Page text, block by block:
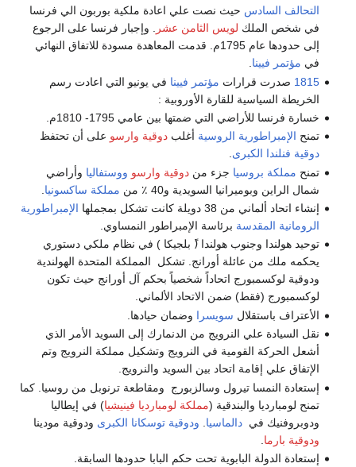
التحالف السادس حيث نصت علي اعادة ملكية بوربون الي فرنسا
في شخص الملك لويس الثامن عشر
. وإجبار فرنسا على الرجوع
إلى حدودها عام 1795م. قدمت المعاهدة مسودة للاتفاق النهائي
في مؤتمر فيينا
1815 صدرت قرارات مؤتمر فيينا في يونيو التي اعادت رسم
الخريطة السياسية للقارة الأوروبية :
خسارة فرنسا للأراضي التي ضمتها بين عامي 1795- 1810م.
تمنح الإمبراطورية الروسية أغلبدوقية وارسو على أن تحتفظ
دوقية فنلندا الكبرى.
تمنح مملكة بروسيا جزء مندوقية وارسو ووستفاليا وأراضي
شمال الراين وبوميرانيا السويدية و40 ٪ من
مملكة ساكسونيا
إنشاء اتحاد ألماني من 38 دويلة كانت تشكل بمجملها
الإمبراطورية
الرومانية المقدسة برئاسة الإمبراطور النمساوي.
توحيد هولندا وجنوب هولندا (ً بلجيكا ) في نظام ملكي دستوري
يحكمه ملك من عائلة أورانج. تشكل المملكة المتحدة الهولندية
ودوقية لوكسمبورج اتحاداً شخصياً بحكم آل أورانج حيث تكون
لوكسمبورج (فقط) ضمن الاتحاد الألماني.
الأعتراف باستقلال سويسرا وضمان حيادها.
نقل السيادة علي النرويج من الدنمارك إلى السويد الأمر الذي
أشعل الحركة القومية في النرويج وتشكيل مملكة النرويج وتم
الإتفاق علي إقامة اتحاد بين السويد والنرويج.
إستعادة النمسا تيرول وسالزبورج ومقاطعة ترنوبل من روسيا. كما
تمنح لومبارديا والبندقية (مملكة لومبارديا فينيشيا) في إيطاليا
ودوبروفنيك فيدالماسيا ودوقية توسكانا الكبرى ودوقية مودينا
ودوقية بارما
إستعادة الدولة البابوية تحت حكم البابا حدودها السابقة.